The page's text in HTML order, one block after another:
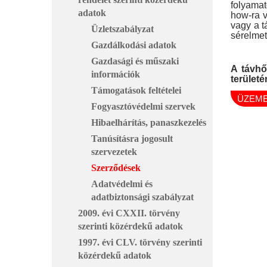
adatok
Üzletszabályzat
Gazdálkodási adatok
Gazdasági és műszaki
információk
Támogatások feltételei
Fogyasztóvédelmi szervek
Hibaelhárítás, panaszkezelés
Tanúsításra jogosult
szervezetek
Szerződések
Adatvédelmi és
adatbiztonsági szabályzat
2009. évi CXXII. törvény
szerinti közérdekű adatok
1997. évi CLV. törvény szerinti
közérdekű adatok
how-ra
vagy a
A